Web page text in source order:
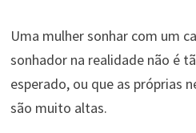
Uma mulher sonhar com um
sonhador na realidade não é
esperado, ou que as próprias
são muito altas.